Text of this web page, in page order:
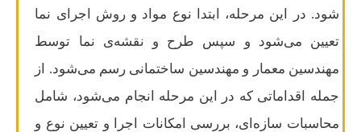
شود. در این مرحله، ابتدا نوع مواد و روش اجرای نما
تعیین می‌شود و سپس طرح و نقشه‌ی نما توسط
مهندسین معمار و مهندسین ساختمانی رسم می‌شود. از
جمله اقداماتی که در این مرحله انجام می‌شود، شامل
محاسبات سازه‌ای، بررسی امکانات اجرا و تعیین نوع و